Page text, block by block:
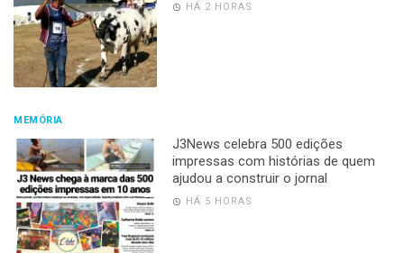
HÁ 2 HORAS
MEMÓRIA
J3News celebra 500 edições
impressas com histórias de quem
ajudou a construir o jornal
HÁ 5 HORAS